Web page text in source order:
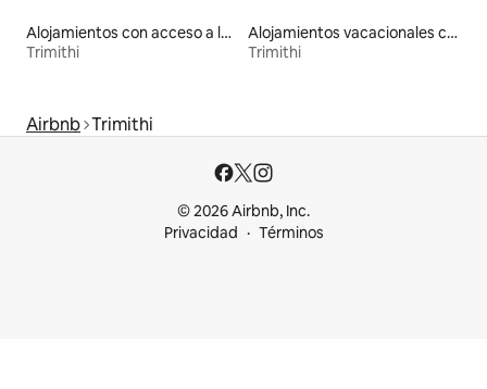
Alojamientos con acceso a la playa
Trimithi
Alojamientos vacacionales con piscina
Trimithi
Airbnb Trimithi
© 2026 Airbnb, Inc.
Privacidad
Términos